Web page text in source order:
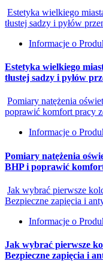
Estetyka wielkiego
tłustej sadzy i pyłów
Informacje o
Estetyka wielkiego
tłustej sadzy i pyłów
Pomiary natężenia
poprawić komfort pracy
Informacje o
Pomiary natężenia
BHP i poprawić
Jak wybrać pierwsze
Bezpieczne zapięcia i
Informacje o
Jak wybrać pierwsze
Bezpieczne zapięcia i